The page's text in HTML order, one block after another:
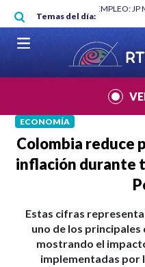
Pasar al contenido principal
Temas del día:
"HABLAR NO ES UN
ECONOMÍA
Colombia reduce
inflación durante
Estas cifras
uno de los
mostrando el
implementadas por